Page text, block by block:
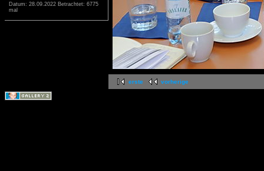
Datum: 28.09.2022 Betrachtet: 6775
mal
erste vorherige